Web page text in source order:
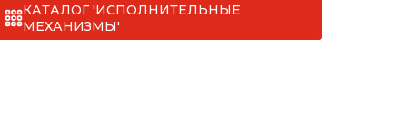
КАТАЛОГ 'ИСПОЛНИТЕЛЬНЫЕ
МЕХАНИЗМЫ'